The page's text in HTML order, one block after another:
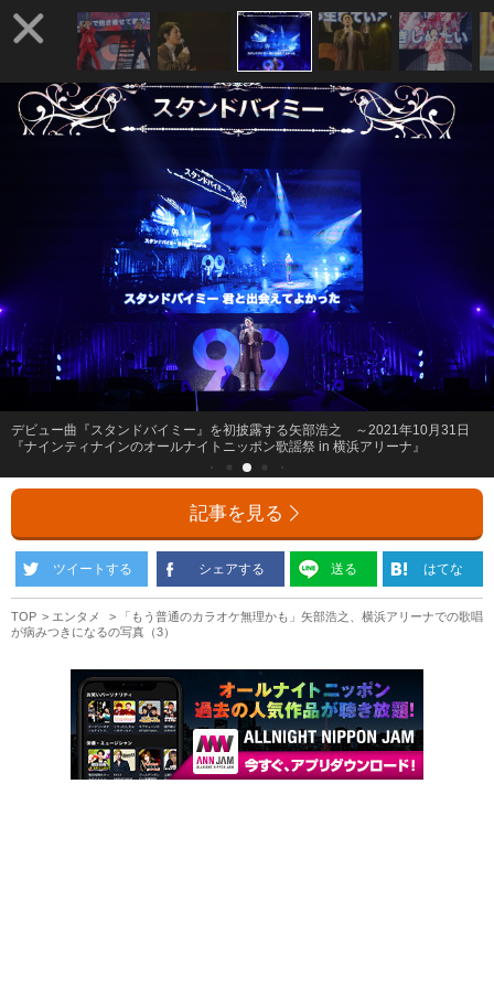
デビュー曲『スタンドバイミー』を初披露する矢部浩之 ～2021年10月31日
『ナインティナインのオールナイトニッポン歌謡祭 in 横浜アリーナ』
記事を見る
ツイートする シェアする 送る はてな
TOP エンタメ
「もう普通のカラオケ無理かも」矢部浩之、横浜アリーナでの歌唱
が病みつきになるの写真（3）